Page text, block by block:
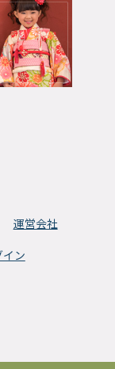
運営会社
ン